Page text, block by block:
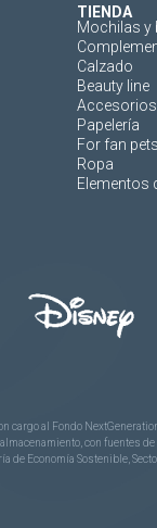
TIENDA
Mochilas y
Calzado
Beauty line
Papelería
For fan pets
Ropa
Elementos
cargo al Fondo
con fuentes
de Economía Sostenible,